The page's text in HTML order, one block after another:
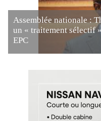
Assemblée nationale :
un « traitement sélectif
EPC